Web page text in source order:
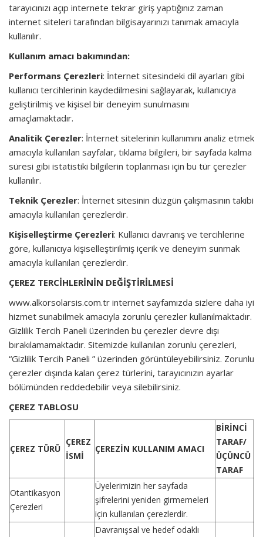
tarayıcınızı açıp internete tekrar giriş yaptığınız zaman
internet siteleri tarafından bilgisayarınızı tanımak amacıyla
kullanılır.
Kullanım amacı bakımından:
Performans Çerezleri: İnternet sitesindeki dil ayarları gibi
kullanıcı tercihlerinin kaydedilmesini sağlayarak, kullanıcıya
geliştirilmiş ve kişisel bir deneyim sunulmasını
amaçlamaktadır.
Analitik Çerezler: İnternet sitelerinin kullanımını analiz etmek
amacıyla kullanılan sayfalar, tıklama bilgileri, bir sayfada kalma
süresi gibi istatistiki bilgilerin toplanması için bu tür çerezler
kullanılır.
Teknik Çerezler: İnternet sitesinin düzgün çalışmasının takibi
amacıyla kullanılan çerezlerdir.
Kişiselleştirme Çerezleri: Kullanıcı davranış ve tercihlerine
göre, kullanıcıya kişiselleştirilmiş içerik ve deneyim sunmak
amacıyla kullanılan çerezlerdir.
ÇEREZ TERCİHLERİNİN DEĞİŞTİRİLMESİ
www.alkorsolarsis.com.tr internet sayfamızda sizlere daha iyi
hizmet sunabilmek amacıyla zorunlu çerezler kullanılmaktadır.
Gizlilik Tercih Paneli üzerinden bu çerezler devre dışı
bırakılamamaktadır. Sitemizde kullanılan zorunlu çerezleri,
“Gizlilik Tercih Paneli ” üzerinden görüntüleyebilirsiniz. Zorunlu
çerezler dışında kalan çerez türlerini, tarayıcınızın ayarlar
bölümünden reddedebilir veya silebilirsiniz.
ÇEREZ TABLOSU
ÇEREZ TÜRÜ
ÇEREZ
İSMİ
ÇEREZİN KULLANIM AMACI
BİRİNCİ
TARAF/
ÜÇÜNCÜ
TARAF
Otantikasyon
Çerezleri
Üyelerimizin her sayfada
şifrelerini yeniden girmemeleri
için kullanılan çerezlerdir.
Davranışsal ve hedef odaklı